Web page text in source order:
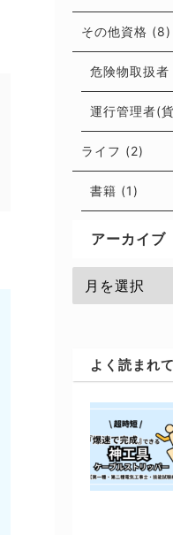
その他資格 (8)
危険物取扱
運行管理者(
ライフ (2)
書籍 (1)
アーカイブ
よく読まれ